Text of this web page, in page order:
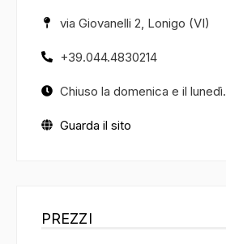
via Giovanelli 2, Lonigo (VI)
+39.044.4830214
Chiuso la domenica e il lunedì.
Guarda il sito
PREZZI